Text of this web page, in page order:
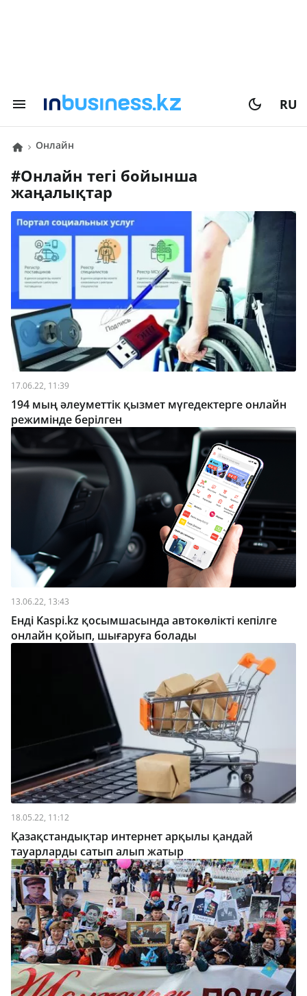
RU
онлайн
# онлайн тегі бойынша
жаңалықтар
17.06.22, 11:39
194 мың әлеуметтік қызмет мүгедектерге онлайн
режимінде берілген
13.06.22, 13:43
Енді Kaspi.kz қосымшасында автокөлікті кепілге
онлайн қойып, шығаруға болады
18.05.22, 11:12
Қазақстандықтар интернет арқылы қандай
тауарларды сатып алып жатыр